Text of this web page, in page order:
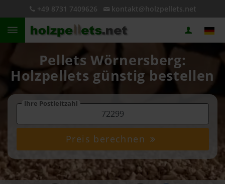
+49 8731 7409626 kontakt@holzpellets.net
Pellets Wörnersberg:
Holzpellets günstig bestellen
Ihre Postleitzahl
Preis berechnen